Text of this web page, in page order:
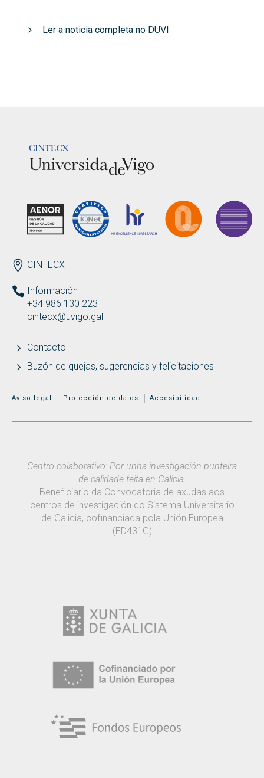
Ler a noticia completa no DUVI
ENDEREZO ES
CINTECX
Información
+34 986 130 223
cintecx@uvigo.gal
Contacto
Buzón de quejas, sugerencias y felicitaciones
MENÚ ADICIONAL
Aviso legal Protección de datos Accesibilidad
Centro colaborativo: Por unha investigación punteira
de calidade feita en Galicia.
Beneficiario da Convocatoria de axudas aos
centros de investigación do Sistema Universitario
de Galicia, cofinanciada pola Unión Europea
(ED431G)